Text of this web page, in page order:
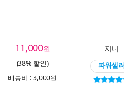
11,000원
(38% 할인)
배송비 : 3,000원
지니
파워셀러